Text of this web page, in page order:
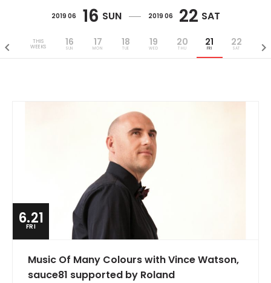
2019 06 16 SUN 2019 06 22 SAT
THIS
WEEKS
16
SUN
17
MON
18
TUE
19
WED
20
THU
21
FRI
22
SAT
6.21
FRI
Music Of Many Colours with Vince Watson,
sauce81 supported by Roland